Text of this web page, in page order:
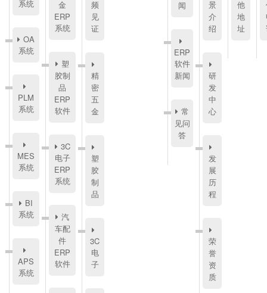
系统
OA
系统
PLM
系统
MES
系统
BI
系统
APS
系统
金
ERP
系统
塑
胶制
品
ERP
软件
3C
电子
ERP
系统
汽
车配
件
ERP
软件
频
见
证
精
密
五
金
塑
胶
制
品
3C
电
子
闻
ERP
软件
新闻
常
见问
答
景
介
绍
研
发
中
心
发
展
历
程
荣
誉
资
质
他
地
址